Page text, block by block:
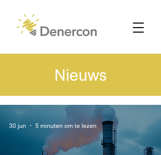
Nieuws
30 jun 5 minuten om te lezen